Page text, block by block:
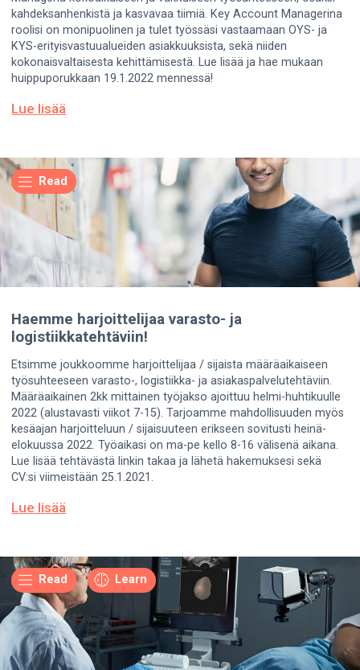
kahdeksanhenkistä ja kasvavaa tiimiä. Key Account Managerina
roolisi on monipuolinen ja tulet työssäsi vastaamaan OYS- ja
KYS-erityisvastuualueiden asiakkuuksista, sekä niiden
kokonaisvaltaisesta kehittämisestä. Lue lisää ja hae mukaan
huippuporukkaan 19.1.2022 mennessä!
Lue lisää
Read
Haemme harjoittelijaa varasto- ja
logistiikkatehtäviin!
Etsimme joukkoomme harjoittelijaa / sijaista määräaikaiseen
työsuhteeseen varasto-, logistiikka- ja asiakaspalvelutehtäviin.
Määräaikainen 2kk mittainen työjakso ajoittuu helmi-huhtikuulle
2022 (alustavasti viikot 7-15). Tarjoamme mahdollisuuden myös
kesäajan harjoitteluun / sijaisuuteen erikseen sovitusti heinä-
elokuussa 2022. Työaikasi on ma-pe kello 8-16 välisenä aikana.
Lue lisää tehtävästä linkin takaa ja lähetä hakemuksesi sekä
CV:si viimeistään 25.1.2021.
Lue lisää
Read Learn